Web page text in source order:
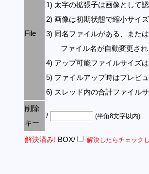
File
1) 太字の拡張子は画像として認
2) 画像は初期状態で縮小サイ
3) 同名ファイルがある、また
ファイル名が自動変更され
4) アップ可能ファイルサイズ
5) ファイルアップ時はプレビ
6) スレッド内の合計ファイル
削除
キー
/ (半角8文字以内)
解決済み! BOX/ 解決したらチェック